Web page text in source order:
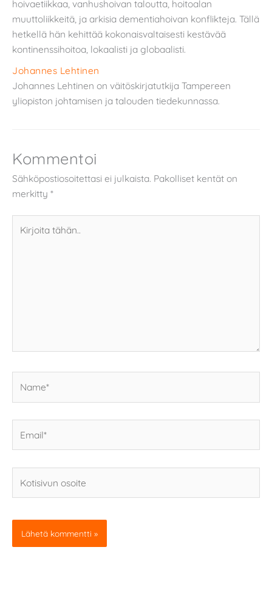
hoivaetiikkaa, vanhushoivan taloutta, hoitoalan
muuttoliikkeitä, ja arkisia dementiahoivan konflikteja. Tällä
hetkellä hän kehittää kokonaisvaltaisesti kestävää
kontinenssihoitoa, lokaalisti ja globaalisti.
Johannes Lehtinen
Johannes Lehtinen on väitöskirjatutkija Tampereen
yliopiston johtamisen ja talouden tiedekunnassa.
Kommentoi
Sähköpostiosoitettasi ei julkaista. Pakolliset kentät on
merkitty *
tähän..
osoite